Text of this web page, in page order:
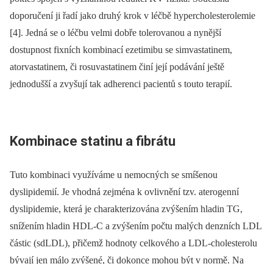
doporučení ji řadí jako druhý krok v léčbě hypercholesterolemie
[4]. Jedná se o léčbu velmi dobře tolerovanou a nynější
dostupnost fixních kombinací ezetimibu se simvastatinem,
atorvastatinem, či rosuvastatinem činí její podávání ještě
jednodušší a zvyšují tak adherenci pacientů s touto terapií.
Kombinace statinu a fibrátu
Tuto kombinaci využíváme u nemocných se smíšenou
dyslipidemií. Je vhodná zejména k ovlivnění tzv. atero­genní
dyslipidemie, která je charakterizována zvýšením hladin TG,
snížením hladin HDL-C a zvýšením počtu malých denzních LDL
částic (sdLDL), přičemž hodnoty celkového a LDL-cholesterolu
bývají jen málo zvýšené, či dokonce mohou být v normě. Na